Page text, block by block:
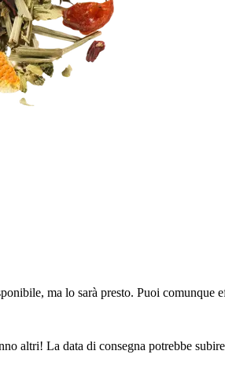
ma lo sarà presto. Puoi
altri! La data di consegna potrebbe